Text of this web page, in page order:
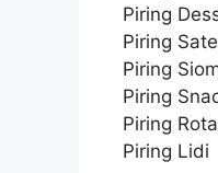
Piring
Piring Sate
Piring
Piring
Piring
Piring Lidi